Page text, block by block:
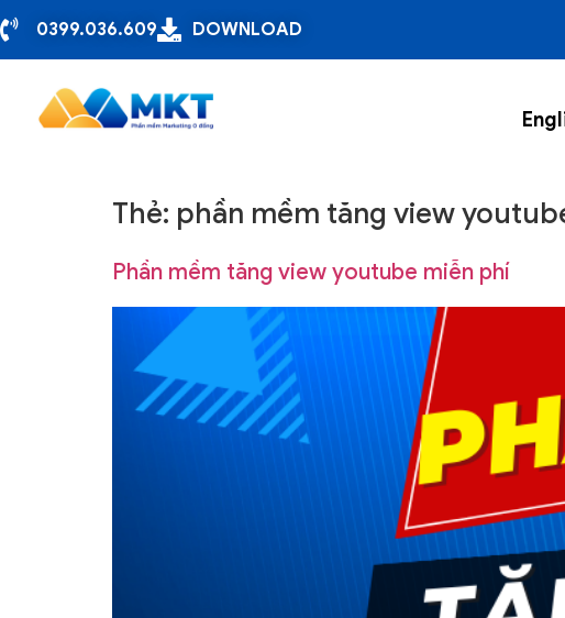
0399.036.609 DOWNLOAD
Thẻ: phần mềm tăng view
Phần mềm tăng view youtube miễn phí